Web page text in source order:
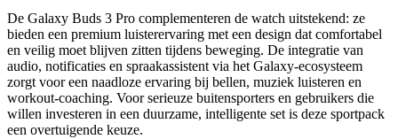
De Galaxy Buds 3 Pro complementeren de watch uitstekend: ze
bieden een premium luisterervaring met een design dat comfortabel
en veilig moet blijven zitten tijdens beweging. De integratie van
audio, notificaties en spraakassistent via het Galaxy-ecosysteem
zorgt voor een naadloze ervaring bij bellen, muziek luisteren en
workout-coaching. Voor serieuze buitensporters en gebruikers die
willen investeren in een duurzame, intelligente set is deze sportpack
een overtuigende keuze.